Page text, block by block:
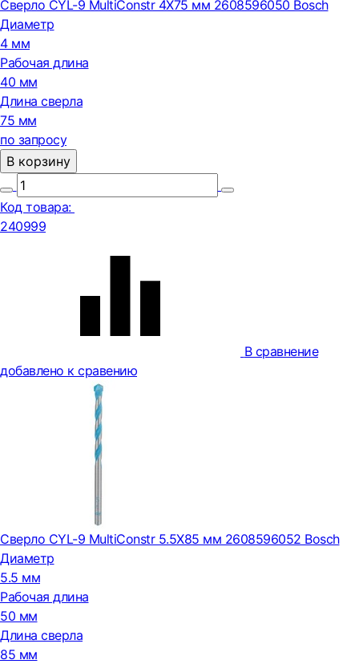
Сверло CYL-9 MultiConstr 4X75 мм 2608596050 Bosch
Диаметр
4 мм
Рабочая длина
40 мм
Длина сверла
75 мм
по запросу
В корзину
Код товара:
240999
В сравнение
добавлено к сравению
Сверло CYL-9 MultiConstr 5.5Х85 мм 2608596052 Bosch
Диаметр
5.5 мм
Рабочая длина
50 мм
Длина сверла
85 мм